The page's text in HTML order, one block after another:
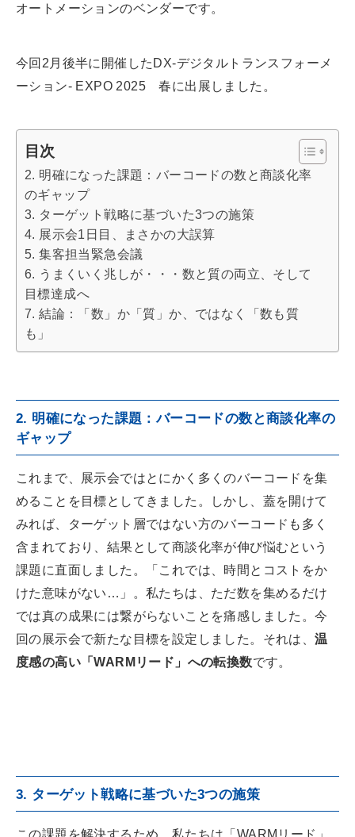
オートメーションのベンダーです。
今回2月後半に開催した DX-デジタルトランスフォーメ
ーション- EXPO 2025 春に出展しました。
目次
2. 明確になった課題：バーコードの数と商談化率
のギャップ
3. ターゲット戦略に基づいた3つの施策
4. 展示会1日目、まさかの大誤算
5. 集客担当緊急会議
6. うまくいく兆しが・・・数と質の両立、そして
目標達成へ
7. 結論：「数」か「質」か、ではなく「数も質
も」
2. 明確になった課題：バーコードの数と商談化率の
ギャップ
これまで、展示会ではとにかく多くのバーコードを集
めることを目標としてきました。しかし、蓋を開けて
みれば、ターゲット層ではない方のバーコードも多く
含まれており、結果として商談化率が伸び悩むという
課題に直面しました。「これでは、時間とコストをか
けた意味がない…」。私たちは、ただ数を集めるだけ
では真の成果には繋がらないことを痛感しました。今
回の展示会で新たな目標を設定しました。それは、温
度感の高い「WARMリード」への転換数です。
3. ターゲット戦略に基づいた3つの施策
この課題を解決するため、私たちは「WARMリード」